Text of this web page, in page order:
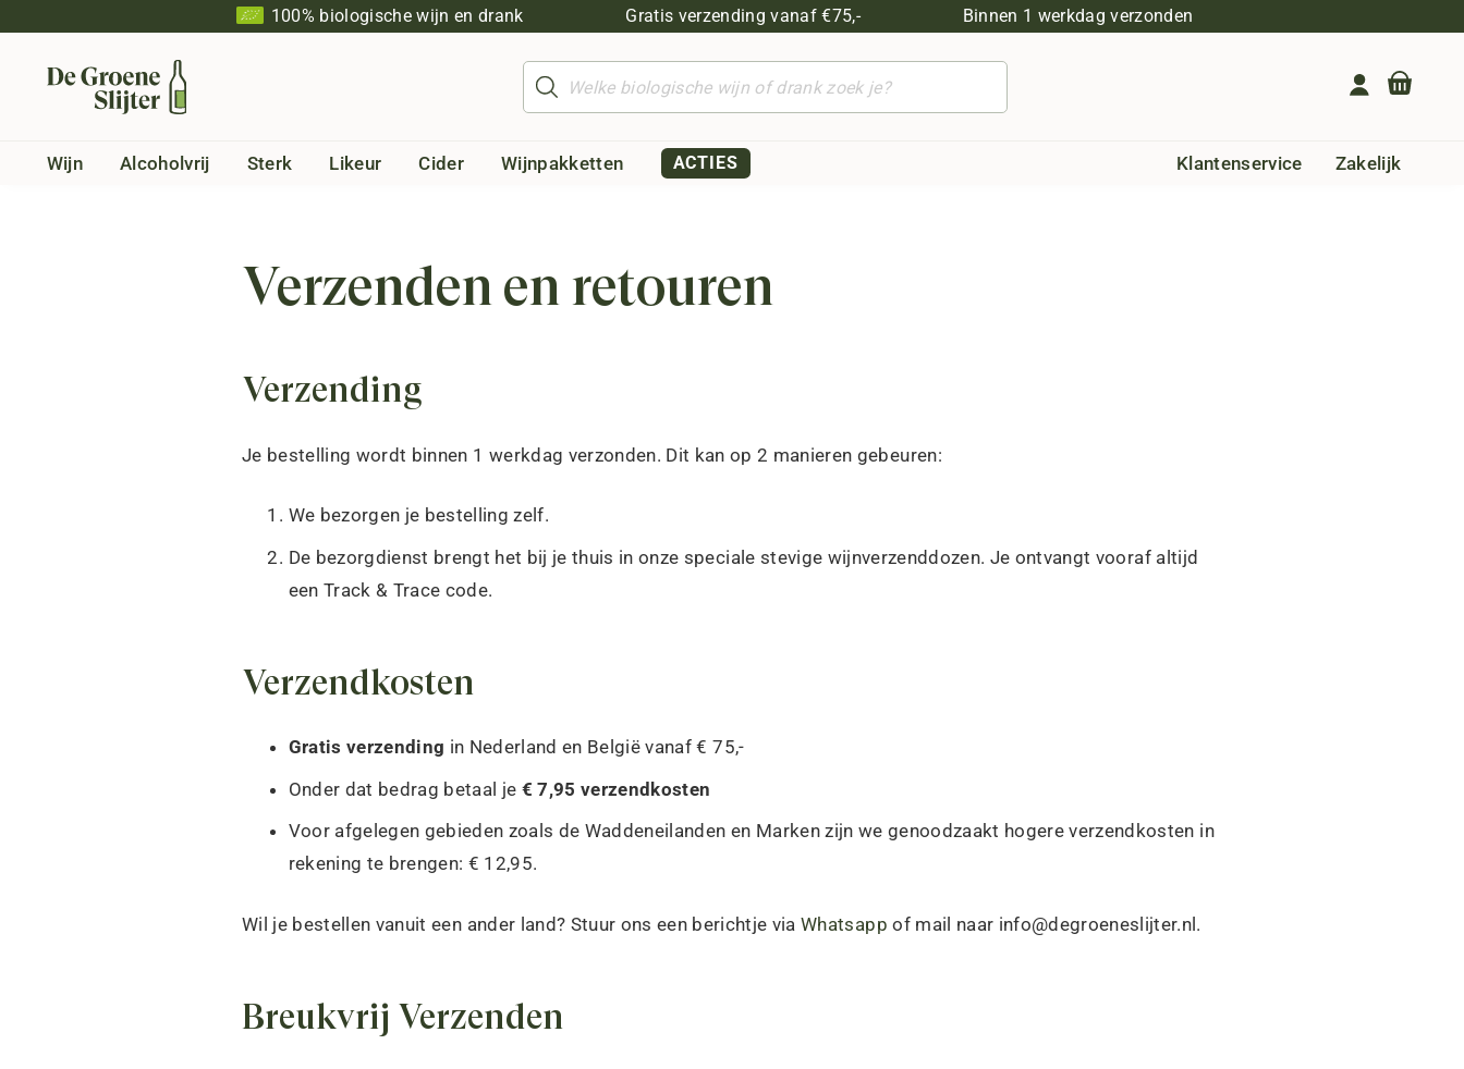
100% biologische wijn en drank Gratis verzending vanaf €75,- Binnen 1 werkdag verzonden
Producten
zoeken
Wijn Alcoholvrij Sterk Likeur Cider Wijnpakketten ACTIES Klantenservice Zakelijk
Verzenden en retouren
Verzending
Je bestelling wordt binnen 1 werkdag verzonden. Dit kan op 2 manieren gebeuren:
We bezorgen je bestelling zelf.
De bezorgdienst brengt het bij je thuis in onze speciale stevige wijnverzenddozen. Je ontvangt vooraf altijd
een Track & Trace code.
Verzendkosten
Gratis verzending in Nederland en België vanaf € 75,-
Onder dat bedrag betaal je € 7,95 verzendkosten
Voor afgelegen gebieden zoals de Waddeneilanden en Marken zijn we genoodzaakt hogere verzendkosten in
rekening te brengen: € 12,95.
Wil je bestellen vanuit een ander land? Stuur ons een berichtje viaWhatsapp of mail naar info@degroeneslijter.nl.
Breukvrij Verzenden